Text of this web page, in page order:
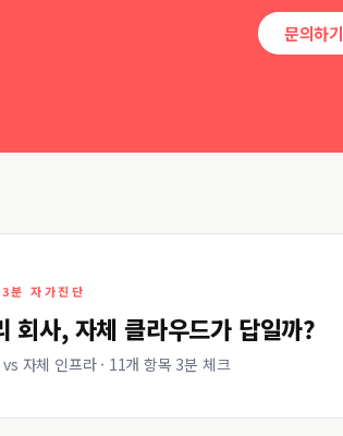
문의하기
분 자가진단
회사, 자체 클라우드가 답일까?
자체 인프라 · 11개 항목 3분 체크